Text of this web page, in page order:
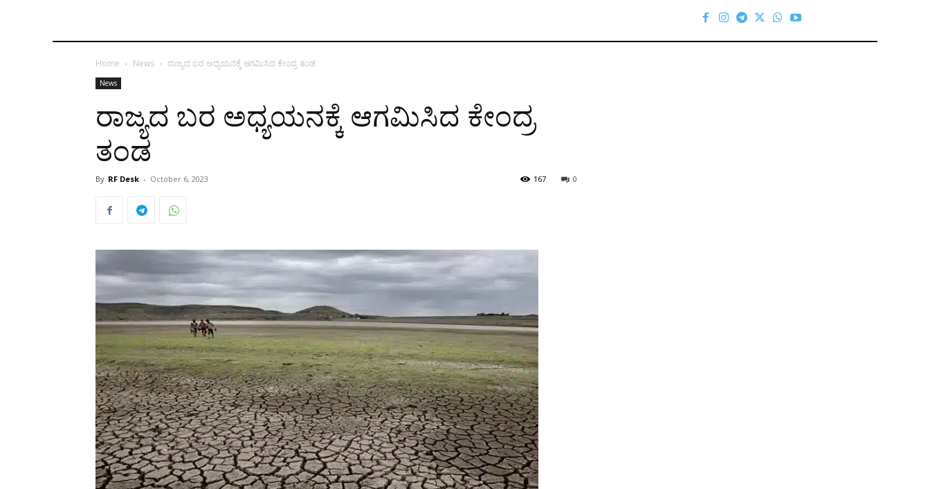
Home News ರಾಜ್ಯದ ಬರ ಅಧ್ಯಯನಕ್ಕೆ ಆಗಮಿಸಿದ ಕೇಂದ್ರ ತಂಡ‌
News
ರಾಜ್ಯದ ಬರ ಅಧ್ಯಯನಕ್ಕೆ ಆಗಮಿಸಿದ ಕೇಂದ್ರ
ತಂಡ‌
By RF Desk - October 6, 2023 0
167